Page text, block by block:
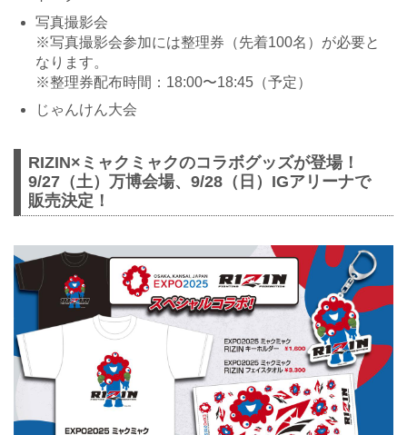
写真撮影会
※写真撮影会参加には整理券（先着100名）が必要と
なります。
※整理券配布時間：18:00〜18:45（予定）
じゃんけん大会
RIZIN×ミャクミャクのコラボグッズが登場！
9/27（土）万博会場、9/28（日）IGアリーナで
販売決定！